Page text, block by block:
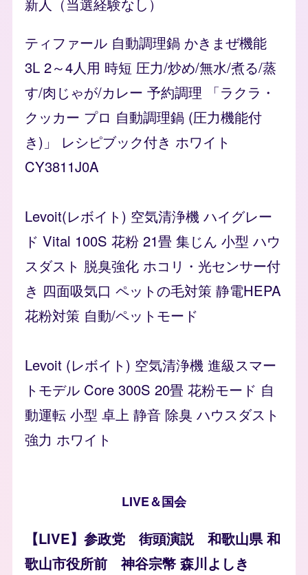
ティファール 自動調理鍋 かきまぜ機能
3L 2～4人用 時短 圧力/炒め/無水/煮る/蒸
す/肉じゃが/カレー 予約調理 「ラクラ・
クッカー プロ 自動調理鍋 (圧力機能付
き)」 レシピブック付き ホワイト
CY3811J0A
Levoit(レボイト) 空気清浄機 ハイグレー
ド Vital 100S 花粉 21畳 集じん 小型 ハウ
スダスト 脱臭強化 ホコリ・光センサー付
き 四面吸気口 ペットの毛対策 静電HEPA
花粉対策 自動/ペットモード
Levoit (レボイト) 空気清浄機 進級スマー
トモデル Core 300S 20畳 花粉モード 自
動運転 小型 卓上 静音 除臭 ハウスダスト
強力 ホワイト
LIVE＆国会
【LIVE】参政党 街頭演説 和歌山県 和
歌山市役所前 神谷宗幣 森川よしき